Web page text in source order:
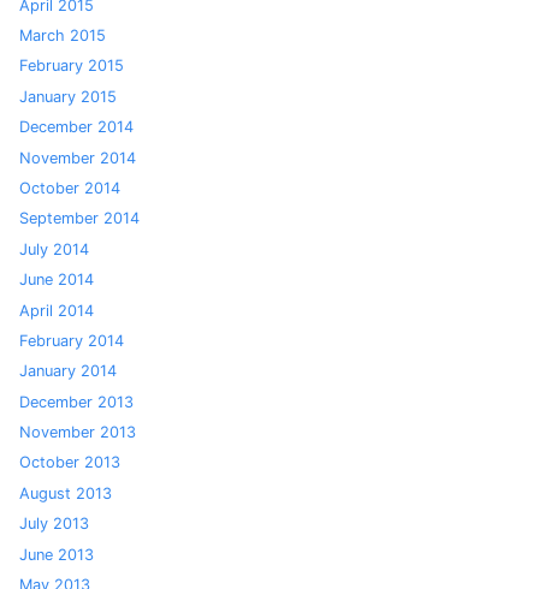
April 2015
March 2015
February 2015
January 2015
December 2014
November 2014
October 2014
September 2014
July 2014
June 2014
April 2014
February 2014
January 2014
December 2013
November 2013
October 2013
August 2013
July 2013
June 2013
May 2013